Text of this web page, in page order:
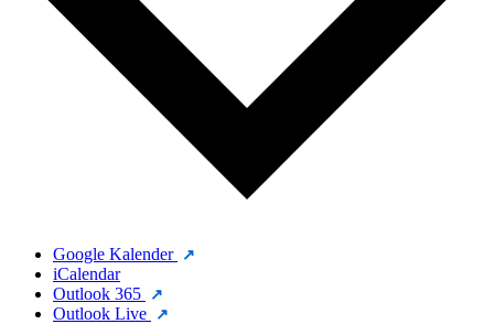
Google Kalender
iCalendar
Outlook 365
Outlook Live